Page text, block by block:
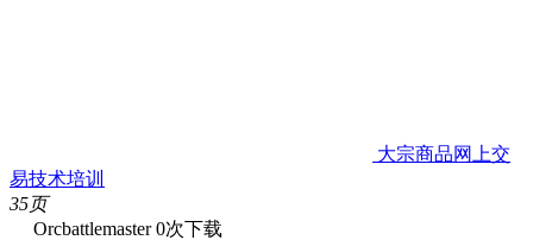
大宗商品网上交
易技术培训
35页
Orcbattlemaster 0次下载